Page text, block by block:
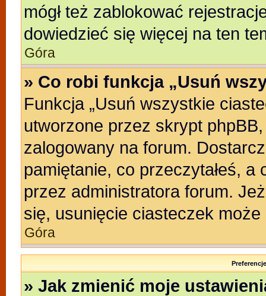
mógł też zablokować
dowiedzieć się więcej na ten
Góra
» Co robi funkcja „Usuń
Funkcja „Usuń wszystkie
utworzone przez skrypt
zalogowany na forum.
pamiętanie, co przeczytałeś, a
przez administratora forum.
się, usunięcie ciasteczek może
Góra
» Jak zmienić moje